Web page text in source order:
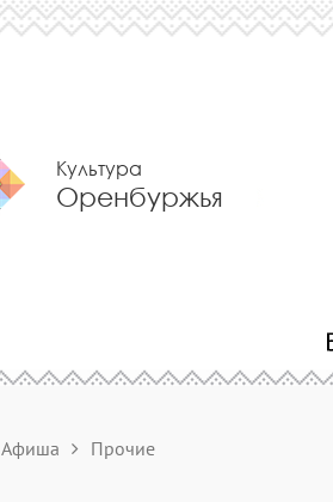
Культура
Оренбуржья
Афиша Прочие